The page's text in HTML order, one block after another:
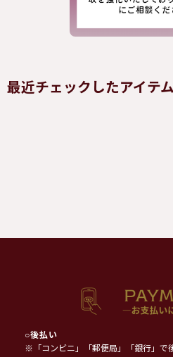
最近チェックしたアイテム
○後払い
※「コンビニ」「郵便局」「銀行」で